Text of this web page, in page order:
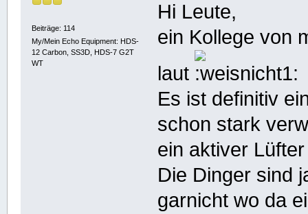
Beiträge: 114
My/Mein Echo Equipment: HDS-
12 Carbon, SS3D, HDS-7 G2T
WT
Hi Leute,
ein Kollege von
laut
Es ist definitiv
schon stark
ein aktiver
Die Dinger sind
garnicht wo da